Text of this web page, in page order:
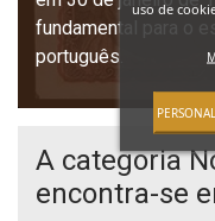
fundamental para o
português.
A categoria
encontra-se
uso de